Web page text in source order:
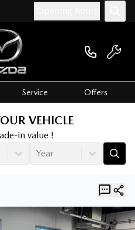
Service Offers
VEHICLE
in value !
Year